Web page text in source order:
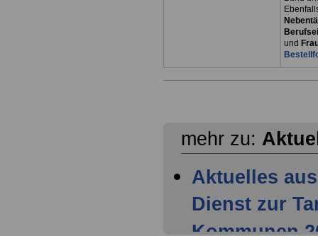
und
mehr zu:
Aktuelles
Dienst zur